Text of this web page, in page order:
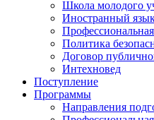
Школа молодого
Иностранный
Политика
Договор
Интехновед
Поступление
Программы
Направления